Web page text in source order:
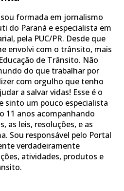
formada em jornalismo
do Paraná e especialista em
pela PUC/PR. Desde que
envolvi com o trânsito, mais
de Trânsito. Não
do que trabalhar por
com orgulho que tenho
a salvar vidas! Esse é o
sinto um pouco especialista
11 anos acompanhando
as leis, resoluções, e as
Sou responsável pelo Portal
verdadeiramente
atividades, produtos e